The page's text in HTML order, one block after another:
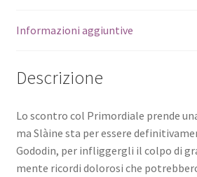
Informazioni aggiuntive
Descrizione
Lo scontro col Primordiale prende
ma Slàine sta per essere
Gododin, per infliggergli il colpo di
mente ricordi dolorosi che